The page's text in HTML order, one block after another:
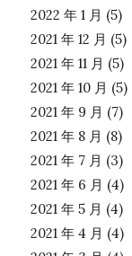
2022 年 1 月 (5)
2021 年 12 月 (5)
2021 年 11 月 (5)
2021 年 10 月 (5)
2021 年 9 月 (7)
2021 年 8 月 (8)
2021 年 7 月 (3)
2021 年 6 月 (4)
2021 年 5 月 (4)
2021 年 4 月 (4)